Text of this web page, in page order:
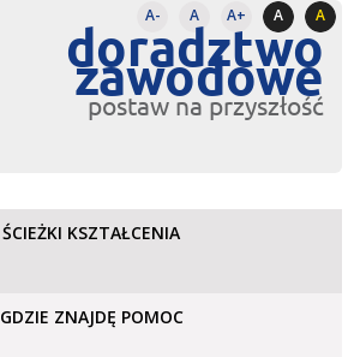
A- A A+ A A
doradztwo
zawodowe
postaw na przyszłość
ŚCIEŻKI KSZTAŁCENIA
GDZIE ZNAJDĘ POMOC